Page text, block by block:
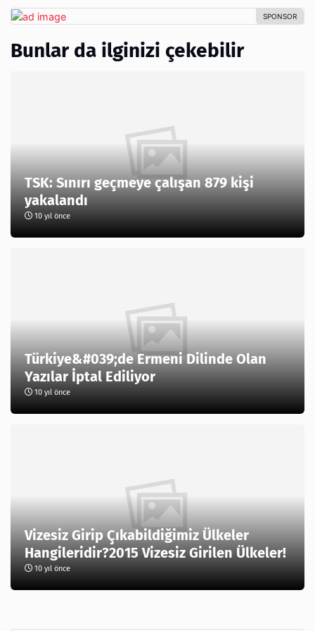
Bunlar da ilginizi çekebilir
TSK: Sınırı geçmeye çalışan 879 kişi
yakalandı
10 yıl önce
Türkiye&#039;de Ermeni Dilinde Olan
Yazılar İptal Ediliyor
10 yıl önce
Vizesiz Girip Çıkabildiğimiz Ülkeler
Hangileridir?2015 Vizesiz Girilen Ülkeler!
10 yıl önce